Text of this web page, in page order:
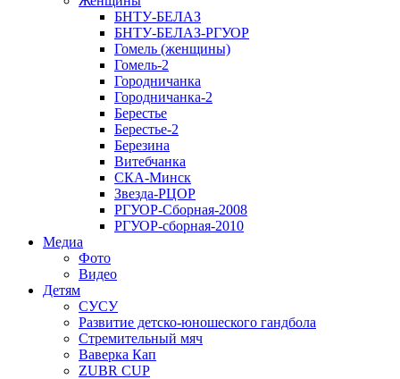
БНТУ-БЕЛАЗ
БНТУ-БЕЛАЗ-РГУОР
Гомель (женщины)
Гомель-2
Городничанка
Городничанка-2
Берестье
Берестье-2
Березина
Витебчанка
СКА-Минск
Звезда-РЦОР
РГУОР-Сборная-2008
РГУОР-сборная-2010
Медиа
Фото
Видео
Детям
СУСУ
Развитие детско-юношеского гандбола
Стремительный мяч
Ваверка Кап
ZUBR CUP